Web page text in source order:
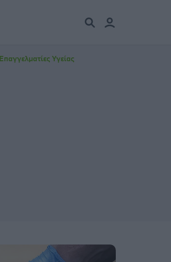
Επαγγελματίες Υγείας